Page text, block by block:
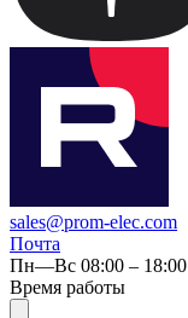
sales@prom-elec.com
Почта
Пн—Вс 08:00 – 18:00
Время работы